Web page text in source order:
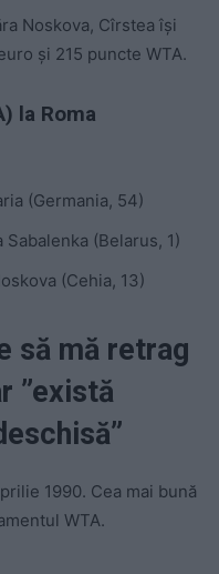
Noskova, Cîrstea își
și 215 puncte WTA.
la Roma
(Germania, 54)
(Belarus, 1)
(Cehia, 13)
să mă retrag
”există
1990. Cea mai bună
WTA.